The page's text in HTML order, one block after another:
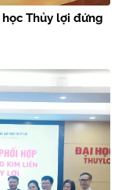
Thủy lợi đứng